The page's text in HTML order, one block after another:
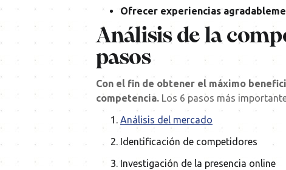
Ofrecer experiencias
Análisis de la
pasos
Con el fin de obtener el máximo
competencia. Los 6 pasos más
Análisis del mercado
Identificación de competidores
Investigación de la presencia online